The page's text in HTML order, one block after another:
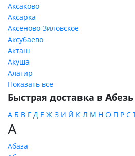
Аксаково
Аксарка
Аксеново-Зиловское
Аксубаево
Акташ
Акуша
Алагир
Показать все
Быстрая доставка в Абезь
А Б В Г Д Е Ж З И Й К Л М Н О П Р С
А
Абаза